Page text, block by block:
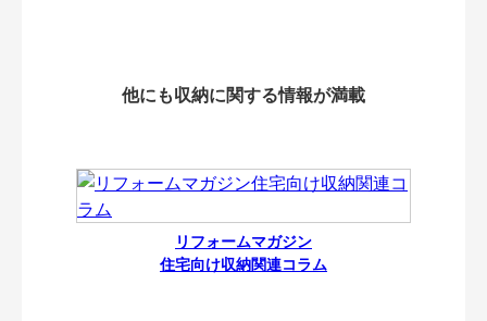
他にも収納に関する情報が満載
リフォームマガジン
住宅向け収納関連コラム